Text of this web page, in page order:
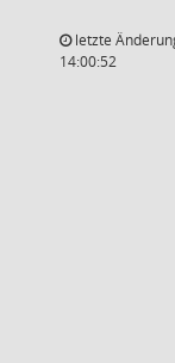
letzte
14:00:52